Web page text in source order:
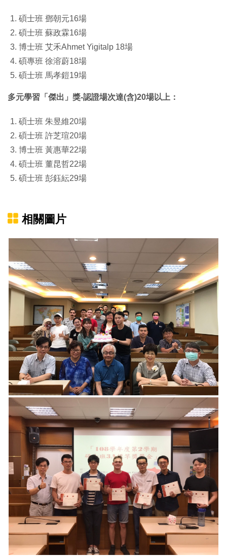
碩士班 鄧朝元16場
碩士班 蘇政霖16場
博士班 艾禾Ahmet Yigitalp 18場
碩專班 徐溶蔚18場
碩士班 馬孝鎧19場
多元學習「傑出」獎-認證場次達(含)20場以上：
碩士班 朱昱維20場
碩士班 許芝瑄20場
博士班 黃惠華22場
碩士班 董昆哲22場
碩士班 彭鈺紜29場
相關圖片